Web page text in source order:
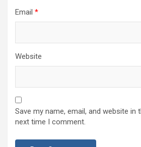
Email *
Website
Save my name, email, and website
next time I comment.